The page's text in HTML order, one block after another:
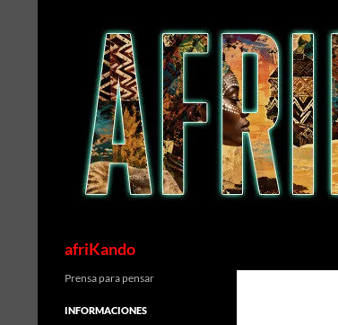
afriKando
Prensa para pensar
INFORMACIONES